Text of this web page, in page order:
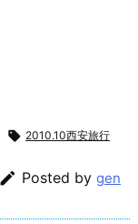
 2010.10西安旅行
 Posted by gen